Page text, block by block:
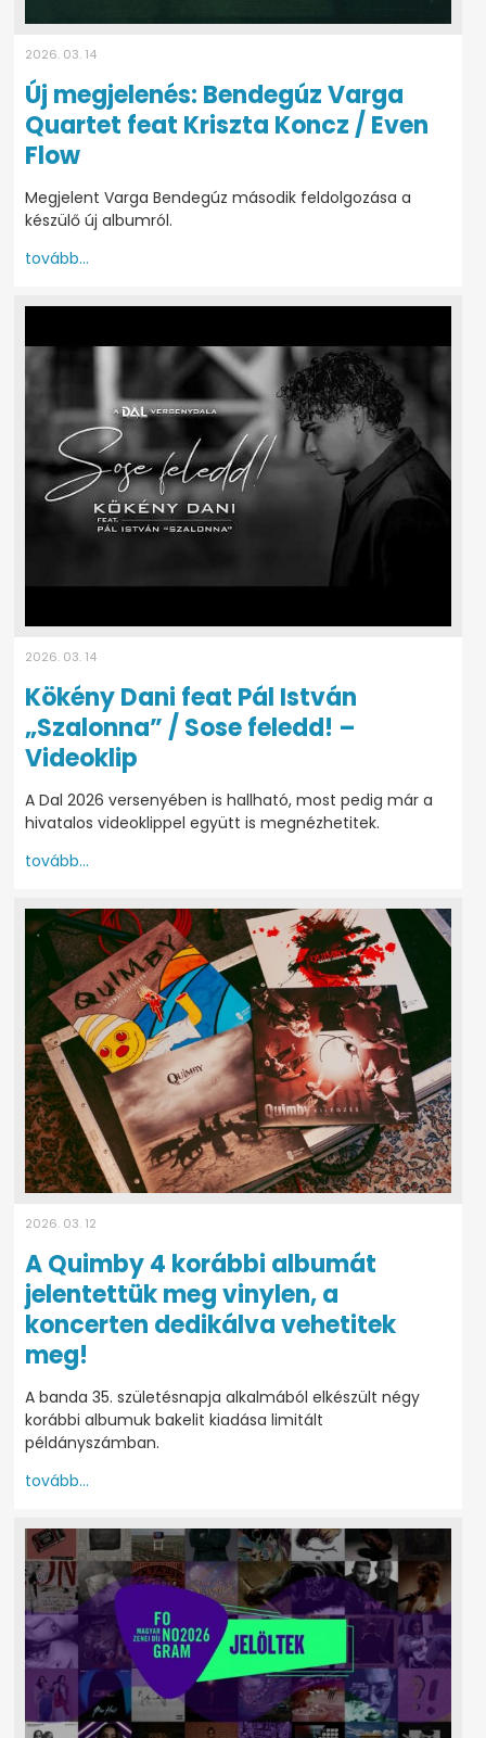
2026. 03. 14
Új megjelenés: Bendegúz Varga
Quartet feat Kriszta Koncz / Even
Flow
Megjelent Varga Bendegúz második feldolgozása a
készülő új albumról.
tovább...
2026. 03. 14
Kökény Dani feat Pál István
„Szalonna” / Sose feledd! –
Videoklip
A Dal 2026 versenyében is hallható, most pedig már a
hivatalos videoklippel együtt is megnézhetitek.
tovább...
2026. 03. 12
A Quimby 4 korábbi albumát
jelentettük meg vinylen, a
koncerten dedikálva vehetitek
meg!
A banda 35. születésnapja alkalmából elkészült négy
korábbi albumuk bakelit kiadása limitált
példányszámban.
tovább...